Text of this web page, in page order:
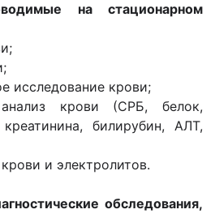
на стационарном
исследование крови;
крови (СРБ, белок,
билирубин, АЛТ,
и электролитов.
обследования,